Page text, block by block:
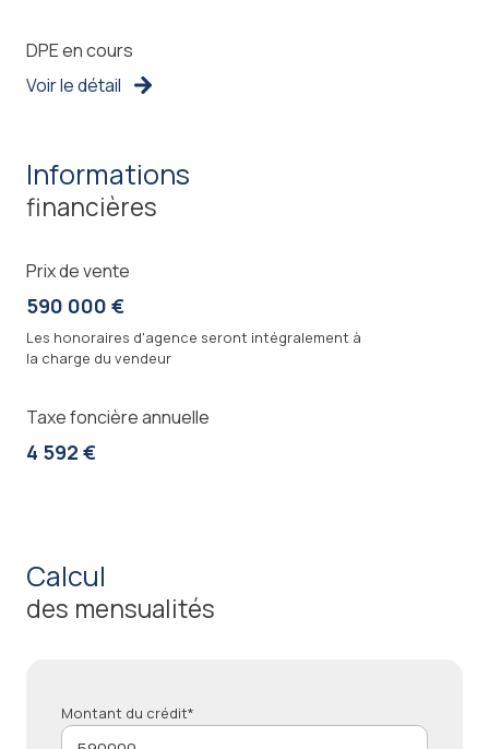
DPE en cours
Voir le détail
informations
financières
Prix de vente
590 000 €
Les honoraires d'agence seront intégralement à
la charge du vendeur
Taxe foncière annuelle
4 592 €
calcul
des mensualités
Montant du crédit*